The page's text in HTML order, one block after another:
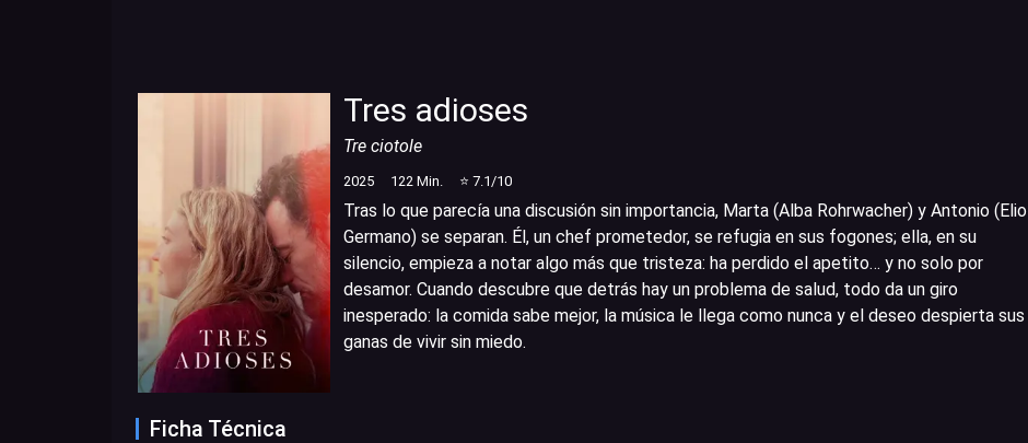
Tres adioses
Tre ciotole
2025 122 Min. ⭐ 7.1 /10
Tras lo que parecía una discusión sin importancia, Marta (Alba Rohrwacher) y Antonio (Elio
Germano) se separan. Él, un chef prometedor, se refugia en sus fogones; ella, en su
silencio, empieza a notar algo más que tristeza: ha perdido el apetito… y no solo por
desamor. Cuando descubre que detrás hay un problema de salud, todo da un giro
inesperado: la comida sabe mejor, la música le llega como nunca y el deseo despierta sus
ganas de vivir sin miedo.
Ficha Técnica